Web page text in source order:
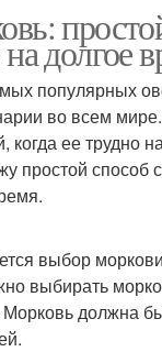
долгое
популярных
во всем
когда ее трудно
простой способ
выбор
выбирать
должна